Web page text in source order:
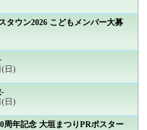
タウン2026 こどもメンバー大募
(日)
-
(日)
周年記念 大垣まつりPRポスター